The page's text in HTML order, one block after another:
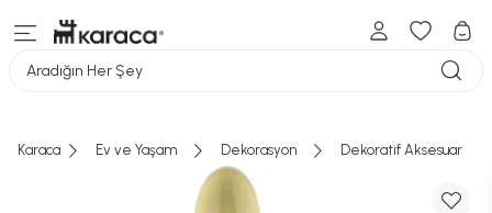
Aradığın Her Şey
Karaca Ev ve Yaşam Dekorasyon Dekoratif Aksesuar